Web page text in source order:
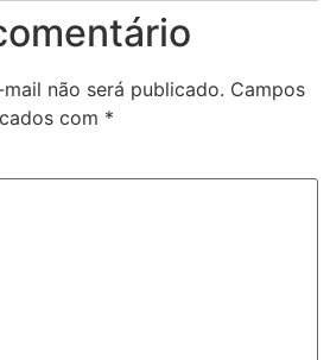
não será publicado. Campos
com *